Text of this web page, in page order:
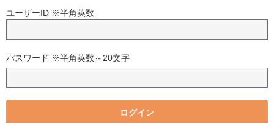
ユーザーID ※半角英数
パスワード ※半角英数～20文字